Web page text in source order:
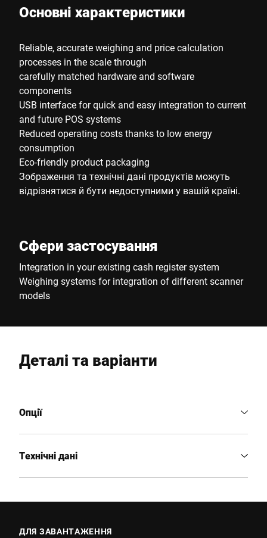
Основні характеристики
Reliable, accurate weighing and price calculation
processes in the scale through
carefully matched hardware and software
components
USB interface for quick and easy integration to current
and future POS systems
Reduced operating costs thanks to low energy
consumption
Eco-friendly product packaging
Зображення та технічні дані продуктів можуть
відрізнятися й бути недоступними у вашій країні.
Сфери застосування
Integration in your existing cash register system
Weighing systems for integration of different scanner
models
Деталі та варіанти
Опції
Технічні дані
ДЛЯ ЗАВАНТАЖЕННЯ